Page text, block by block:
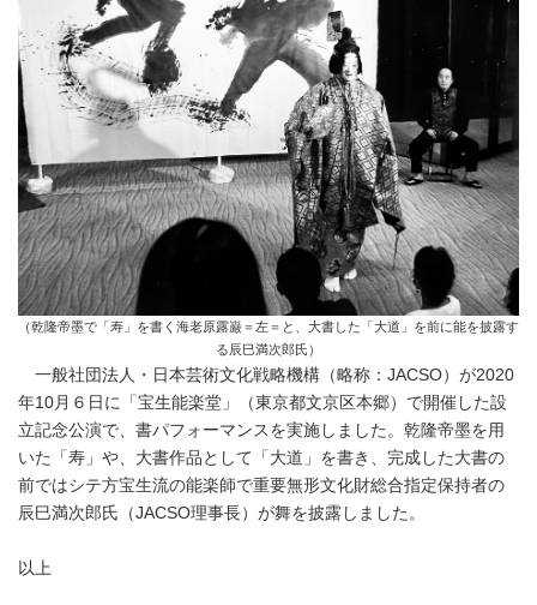
（乾隆帝墨で「寿」を書く海老原露巌＝左＝と、大書した「大道」を前に能を披露す
る辰巳満次郎氏）
一般社団法人・日本芸術文化戦略機構（略称：JACSO）が2020
年10月６日に「宝生能楽堂」（東京都文京区本郷）で開催した設
立記念公演で、書パフォーマンスを実施しました。乾隆帝墨を用
いた「寿」や、大書作品として「大道」を書き、完成した大書の
前ではシテ方宝生流の能楽師で重要無形文化財総合指定保持者の
辰巳満次郎氏（JACSO理事長）が舞を披露しました。
以上
Japanese